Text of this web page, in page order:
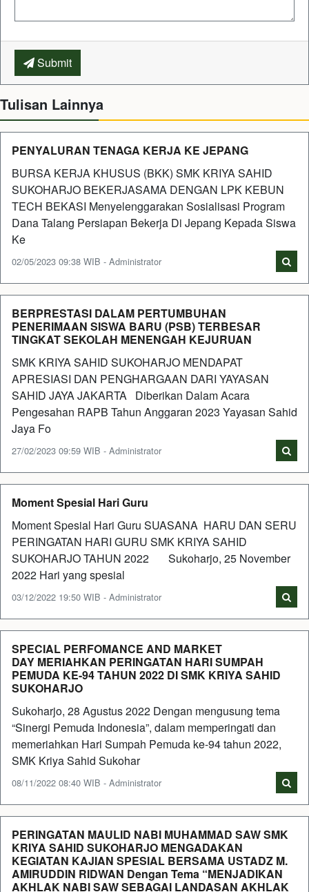
Submit
Tulisan Lainnya
PENYALURAN TENAGA KERJA KE JEPANG
BURSA KERJA KHUSUS (BKK) SMK KRIYA SAHID
SUKOHARJO BEKERJASAMA DENGAN LPK KEBUN
TECH BEKASI Menyelenggarakan Sosialisasi Program
Dana Talang Persiapan Bekerja Di Jepang Kepada Siswa
Ke
02/05/2023 09:38 WIB - Administrator
BERPRESTASI DALAM PERTUMBUHAN
PENERIMAAN SISWA BARU (PSB) TERBESAR
TINGKAT SEKOLAH MENENGAH KEJURUAN
SMK KRIYA SAHID SUKOHARJO MENDAPAT
APRESIASI DAN PENGHARGAAN DARI YAYASAN
SAHID JAYA JAKARTA Diberikan Dalam Acara
Pengesahan RAPB Tahun Anggaran 2023 Yayasan Sahid
Jaya Fo
27/02/2023 09:59 WIB - Administrator
Moment Spesial Hari Guru
Moment Spesial Hari Guru SUASANA HARU DAN SERU
PERINGATAN HARI GURU SMK KRIYA SAHID
SUKOHARJO TAHUN 2022 Sukoharjo, 25 November
2022 Hari yang spesial
03/12/2022 19:50 WIB - Administrator
SPECIAL PERFOMANCE AND MARKET
DAY MERIAHKAN PERINGATAN HARI SUMPAH
PEMUDA KE-94 TAHUN 2022 DI SMK KRIYA SAHID
SUKOHARJO
Sukoharjo, 28 Agustus 2022 Dengan mengusung tema
“Sinergi Pemuda Indonesia”, dalam memperingati dan
memeriahkan Hari Sumpah Pemuda ke-94 tahun 2022,
SMK Kriya Sahid Sukohar
08/11/2022 08:40 WIB - Administrator
PERINGATAN MAULID NABI MUHAMMAD SAW SMK
KRIYA SAHID SUKOHARJO MENGADAKAN
KEGIATAN KAJIAN SPESIAL BERSAMA USTADZ M.
AMIRUDDIN RIDWAN Dengan Tema “MENJADIKAN
AKHLAK NABI SAW SEBAGAI LANDASAN AKHLAK